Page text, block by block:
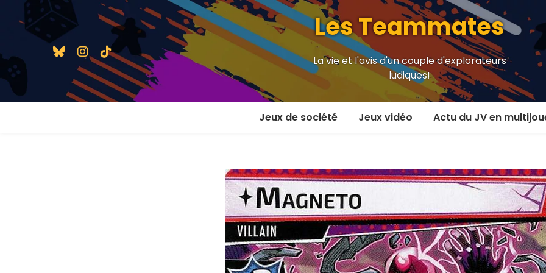
Les Teammates
La vie et l'avis d'un couple d'explorateurs
ludiques!
Jeux de société
2 joueurs
2 joueurs et plus
En coop’
En versus
Jeux vidéo
En versus
Local en écran partagé
En ligne
MMORPG
Actu du JV en